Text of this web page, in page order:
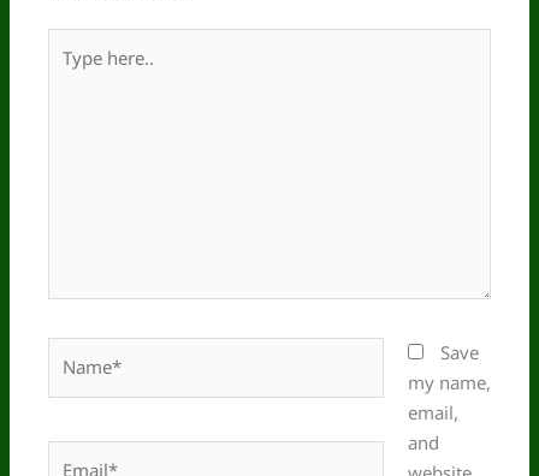
here..
Save
my name,
email,
and